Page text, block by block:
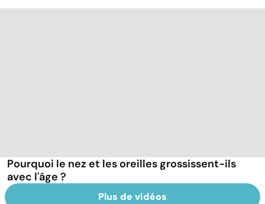
Pourquoi le nez et les oreilles grossissent-ils
avec l'âge ?
Plus de vidéos